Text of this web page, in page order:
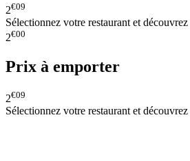
2€09
Sélectionnez votre restaurant et
2€00
Prix à emporter
2€09
Sélectionnez votre restaurant et